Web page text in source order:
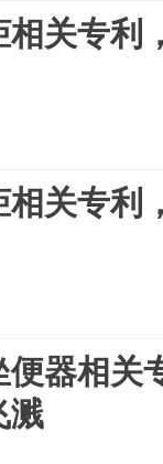
关专利
关专利
器相关
溅